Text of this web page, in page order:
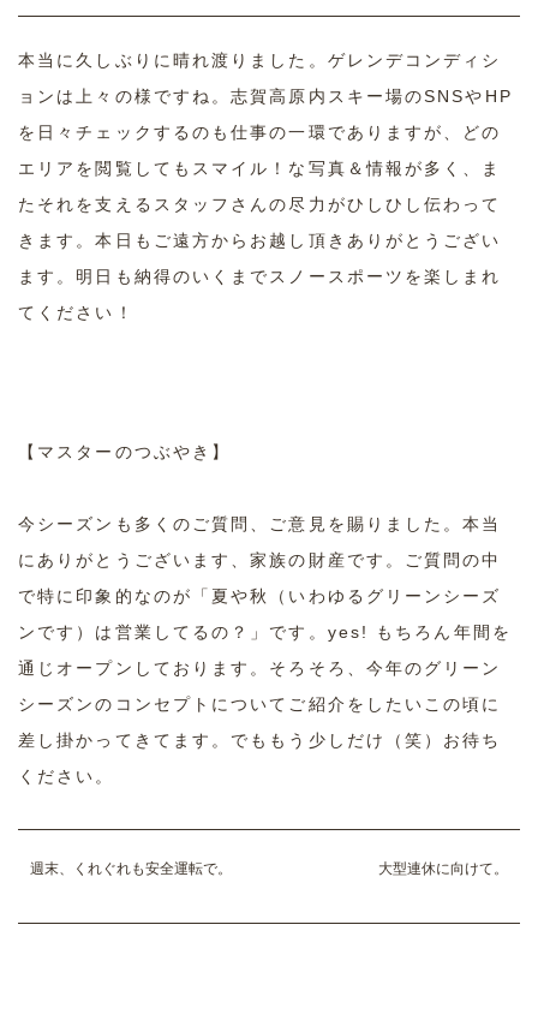
本当に久しぶりに晴れ渡りました。ゲレンデコンディシ
ョンは上々の様ですね。志賀高原内スキー場のSNSやHP
を日々チェックするのも仕事の一環でありますが、どの
エリアを閲覧してもスマイル！な写真＆情報が多く、ま
たそれを支えるスタッフさんの尽力がひしひし伝わって
きます。本日もご遠方からお越し頂きありがとうござい
ます。明日も納得のいくまでスノースポーツを楽しまれ
てください！
【マスターのつぶやき】
今シーズンも多くのご質問、ご意見を賜りました。本当
にありがとうございます、家族の財産です。ご質問の中
で特に印象的なのが「夏や秋（いわゆるグリーンシーズ
ンです）は営業してるの？」です。yes! もちろん年間を
通じオープンしております。そろそろ、今年のグリーン
シーズンのコンセプトについてご紹介をしたいこの頃に
差し掛かってきてます。でももう少しだけ（笑）お待ち
ください。
週末、くれぐれも安全運転で。 大型連休に向けて。